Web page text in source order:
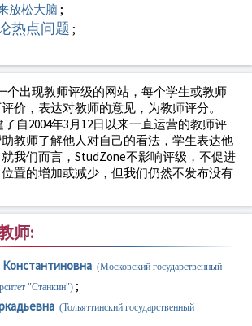
放松大脑 ;
热点问题 ;
个出现教师评级的网站，每个学生或教师
价，表达对教师的意见，为教师评分。
自2004年3月12日以来一直运营的教师评
教师了解他人对自己的看法，学生表达他
我们而言，StudZone不影响评级，不促进
置的增加或减少，但我们仍然不发布没有
师:
(Московский государственный
"Станкин") ;
(Тольяттинский государственный